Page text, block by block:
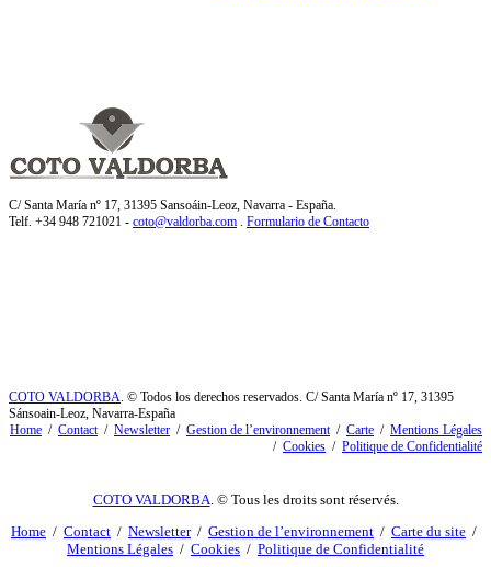
C/ Santa María nº 17, 31395 Sansoáin-Leoz, Navarra - España.
Telf. +34 948 721021 - coto@valdorba.com . Formulario de Contacto
COTO VALDORBA. © Todos los derechos reservados. C/ Santa María nº 17, 31395
Sánsoain-Leoz, Navarra-España
Home / Contact/ Newsletter / Gestion de l’environnement/ Carte / Mentions Légales
/ Cookies / Politique de Confidentialité
COTO VALDORBA . © Tous les droits sont réservés.
Home / Contact / Newsletter/ Gestion de l’environnement / Carte du site /
Mentions Légales / Cookies / Politique de Confidentialité